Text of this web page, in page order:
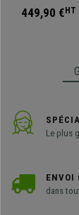
adapté pour
449,90 €HT
Le plus
ENVOI
dans